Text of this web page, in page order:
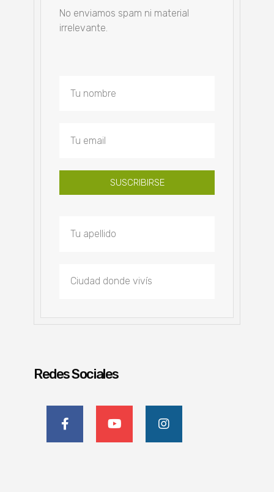
No enviamos spam ni material
irrelevante.
SUSCRIBIRSE
Redes Sociales